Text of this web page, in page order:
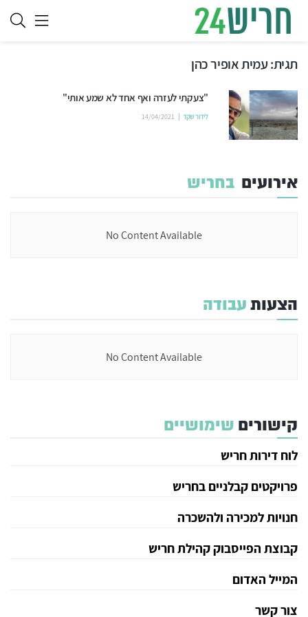
תגית:עמית אופיר כהן
"צעקתי לעזרה ואף אחד לא שמע אותי"
לידור שקד 14/04/2021
אירועים בחריש
No Content Available
הצעותעבודה
No Content Available
קישורים שימושיים
לוח דירות חריש
פרויקטים קבלניים בחריש
חנויות למכירה ולהשכרה
קבוצת הפייסבוק קהילת חריש
המייל האדום
צור קשר